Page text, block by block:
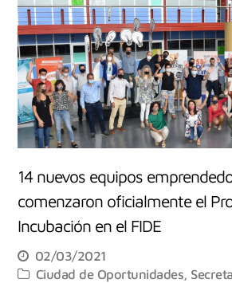
14 nuevos equipos
comenzaron oficialmente el
Incubación en el FIDE
02/03/2021
Ciudad de Oportunidades,